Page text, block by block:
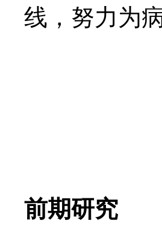
线， 努力 为
前期研究